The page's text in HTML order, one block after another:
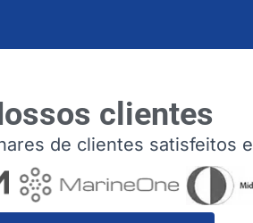
clientes
de clientes satisfeitos